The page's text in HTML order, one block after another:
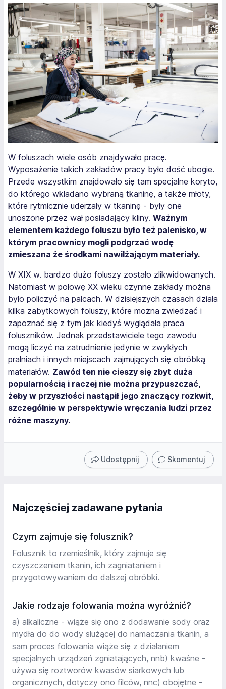
W foluszach wiele osób znajdywało pracę.
Wyposażenie takich zakładów pracy było dość ubogie.
Przede wszystkim znajdowało się tam specjalne koryto,
do którego wkładano wybraną tkaninę, a także młoty,
które rytmicznie uderzały w tkaninę - były one
unoszone przez wał posiadający kliny. Ważnym
elementem każdego foluszu było też palenisko, w
którym pracownicy mogli podgrzać wodę
zmieszana że środkami nawilżającym materiały.
W XIX w. bardzo dużo foluszy zostało zlikwidowanych.
Natomiast w połowę XX wieku czynne zakłady można
było policzyć na palcach. W dzisiejszych czasach działa
kilka zabytkowych foluszy, które można zwiedzać i
zapoznać się z tym jak kiedyś wyglądała praca
foluszników. Jednak przedstawiciele tego zawodu
mogą liczyć na zatrudnienie jedynie w zwykłych
pralniach i innych miejscach zajmujących się obróbką
materiałów. Zawód ten nie cieszy się zbyt duża
popularnością i raczej nie można przypuszczać,
żeby w przyszłości nastąpił jego znaczący rozkwit,
szczególnie w perspektywie wręczania ludzi przez
różne maszyny.
Udostępnij Skomentuj
Najczęściej zadawane pytania
Czym zajmuje się folusznik?
Folusznik to rzemieślnik, który zajmuje się
czyszczeniem tkanin, ich zagniataniem i
przygotowywaniem do dalszej obróbki.
Jakie rodzaje folowania można wyróżnić?
a) alkaliczne - wiąże się ono z dodawanie sody oraz
mydła do do wody służącej do namaczania tkanin, a
sam proces folowania wiąże się z działaniem
specjalnych urządzeń zgniatających, nnb) kwaśne -
używa się roztworów kwasów siarkowych lub
organicznych, dotyczy ono filców, nnc) obojętne -